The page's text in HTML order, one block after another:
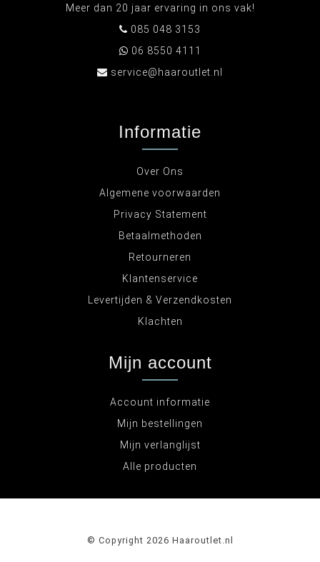
Meer dan 20 jaar ervaring in ons vak!
085 048 3153
06 8550 4111
service@haaroutlet.nl
Informatie
Over Ons
Algemene voorwaarden
Privacy Statement
Betaalmethoden
Retourneren
Klantenservice
Levertijden & Verzendkosten
Klachten
Mijn account
Account informatie
Mijn bestellingen
Mijn verlanglijst
Alle producten
© Copyright 2026 Haaroutlet.nl